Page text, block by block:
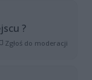
?
Zgłoś do moderacji